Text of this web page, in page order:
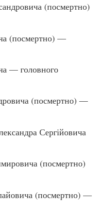
(посмертно)
(посмертно) —
— головного
(посмертно) —
Сергійовича
(посмертно)
(посмертно) —